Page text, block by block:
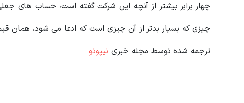
چهار برابر بیشتر از آنچه این شرکت گفته است، حساب‌ های
چیزی که بسیار بدتر از آن چیزی است که ادعا می شود، همان
ترجمه شده توسط مجله خبری نیپوتو